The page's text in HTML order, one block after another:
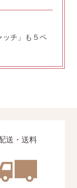
ッチ」も５ペ
送・送料